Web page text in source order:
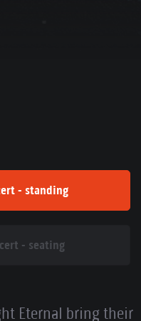
- standing
- seating
Eternal bring their